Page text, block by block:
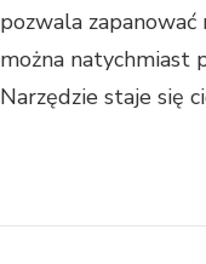
pozwala
można natychmiast
Narzędzie staje się